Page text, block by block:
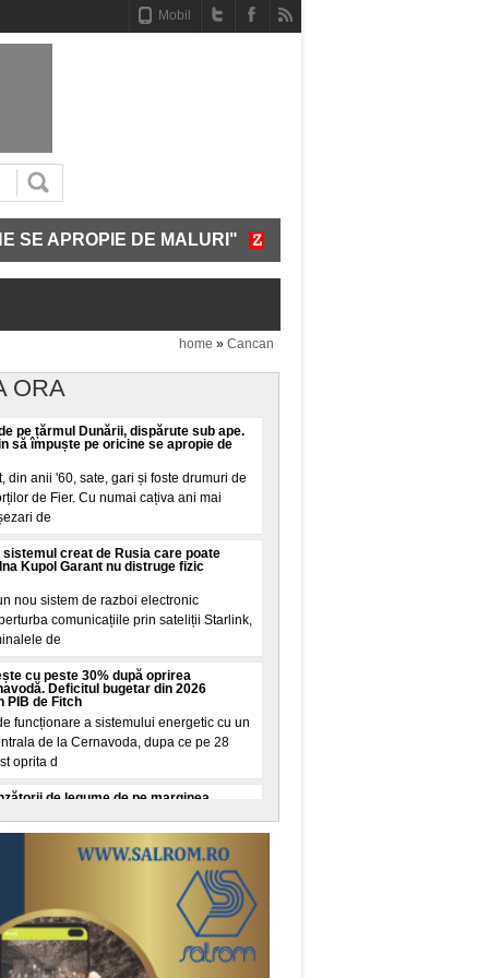
Mobil
DE MALURI" CUM FUNCȚIONEAZĂ SISTEMUL
home » Cancan
ORA
pe țărmul Dunării, dispărute sub ape.
să împuște pe oricine se apropie de
din anii '60, sate, gari și foste drumuri de
de Fier. Cu numai cațiva ani mai
de
creat de Rusia care poate
Kupol Garant nu distruge fizic
nou sistem de razboi electronic
comunicațiile prin sateliții Starlink,
de
cu peste 30% după oprirea
Deficitul bugetar din 2026
PIB de Fitch
funcționare a sistemului energetic cu un
de la Cernavoda, dupa ce pe 28
oprita d
de legume de pe marginea
rutiere"
sancțiuni comercianților de legume-
au vandut ilicit produse tradiționale sau
patru bărbați cu o foarfecă în
Martor: „O cunosc de la centru"
reținuta dupa atacul comis miercuri, 5
una dintre cele mai aglomerate